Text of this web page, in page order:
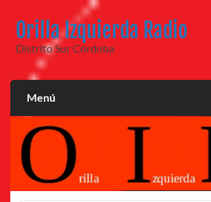
contenido
Orilla Izquierda Radio
Distrito Sur Córdoba
Menú